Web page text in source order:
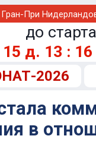
Гран-При
до
15 д. 13 : 16
2026
в